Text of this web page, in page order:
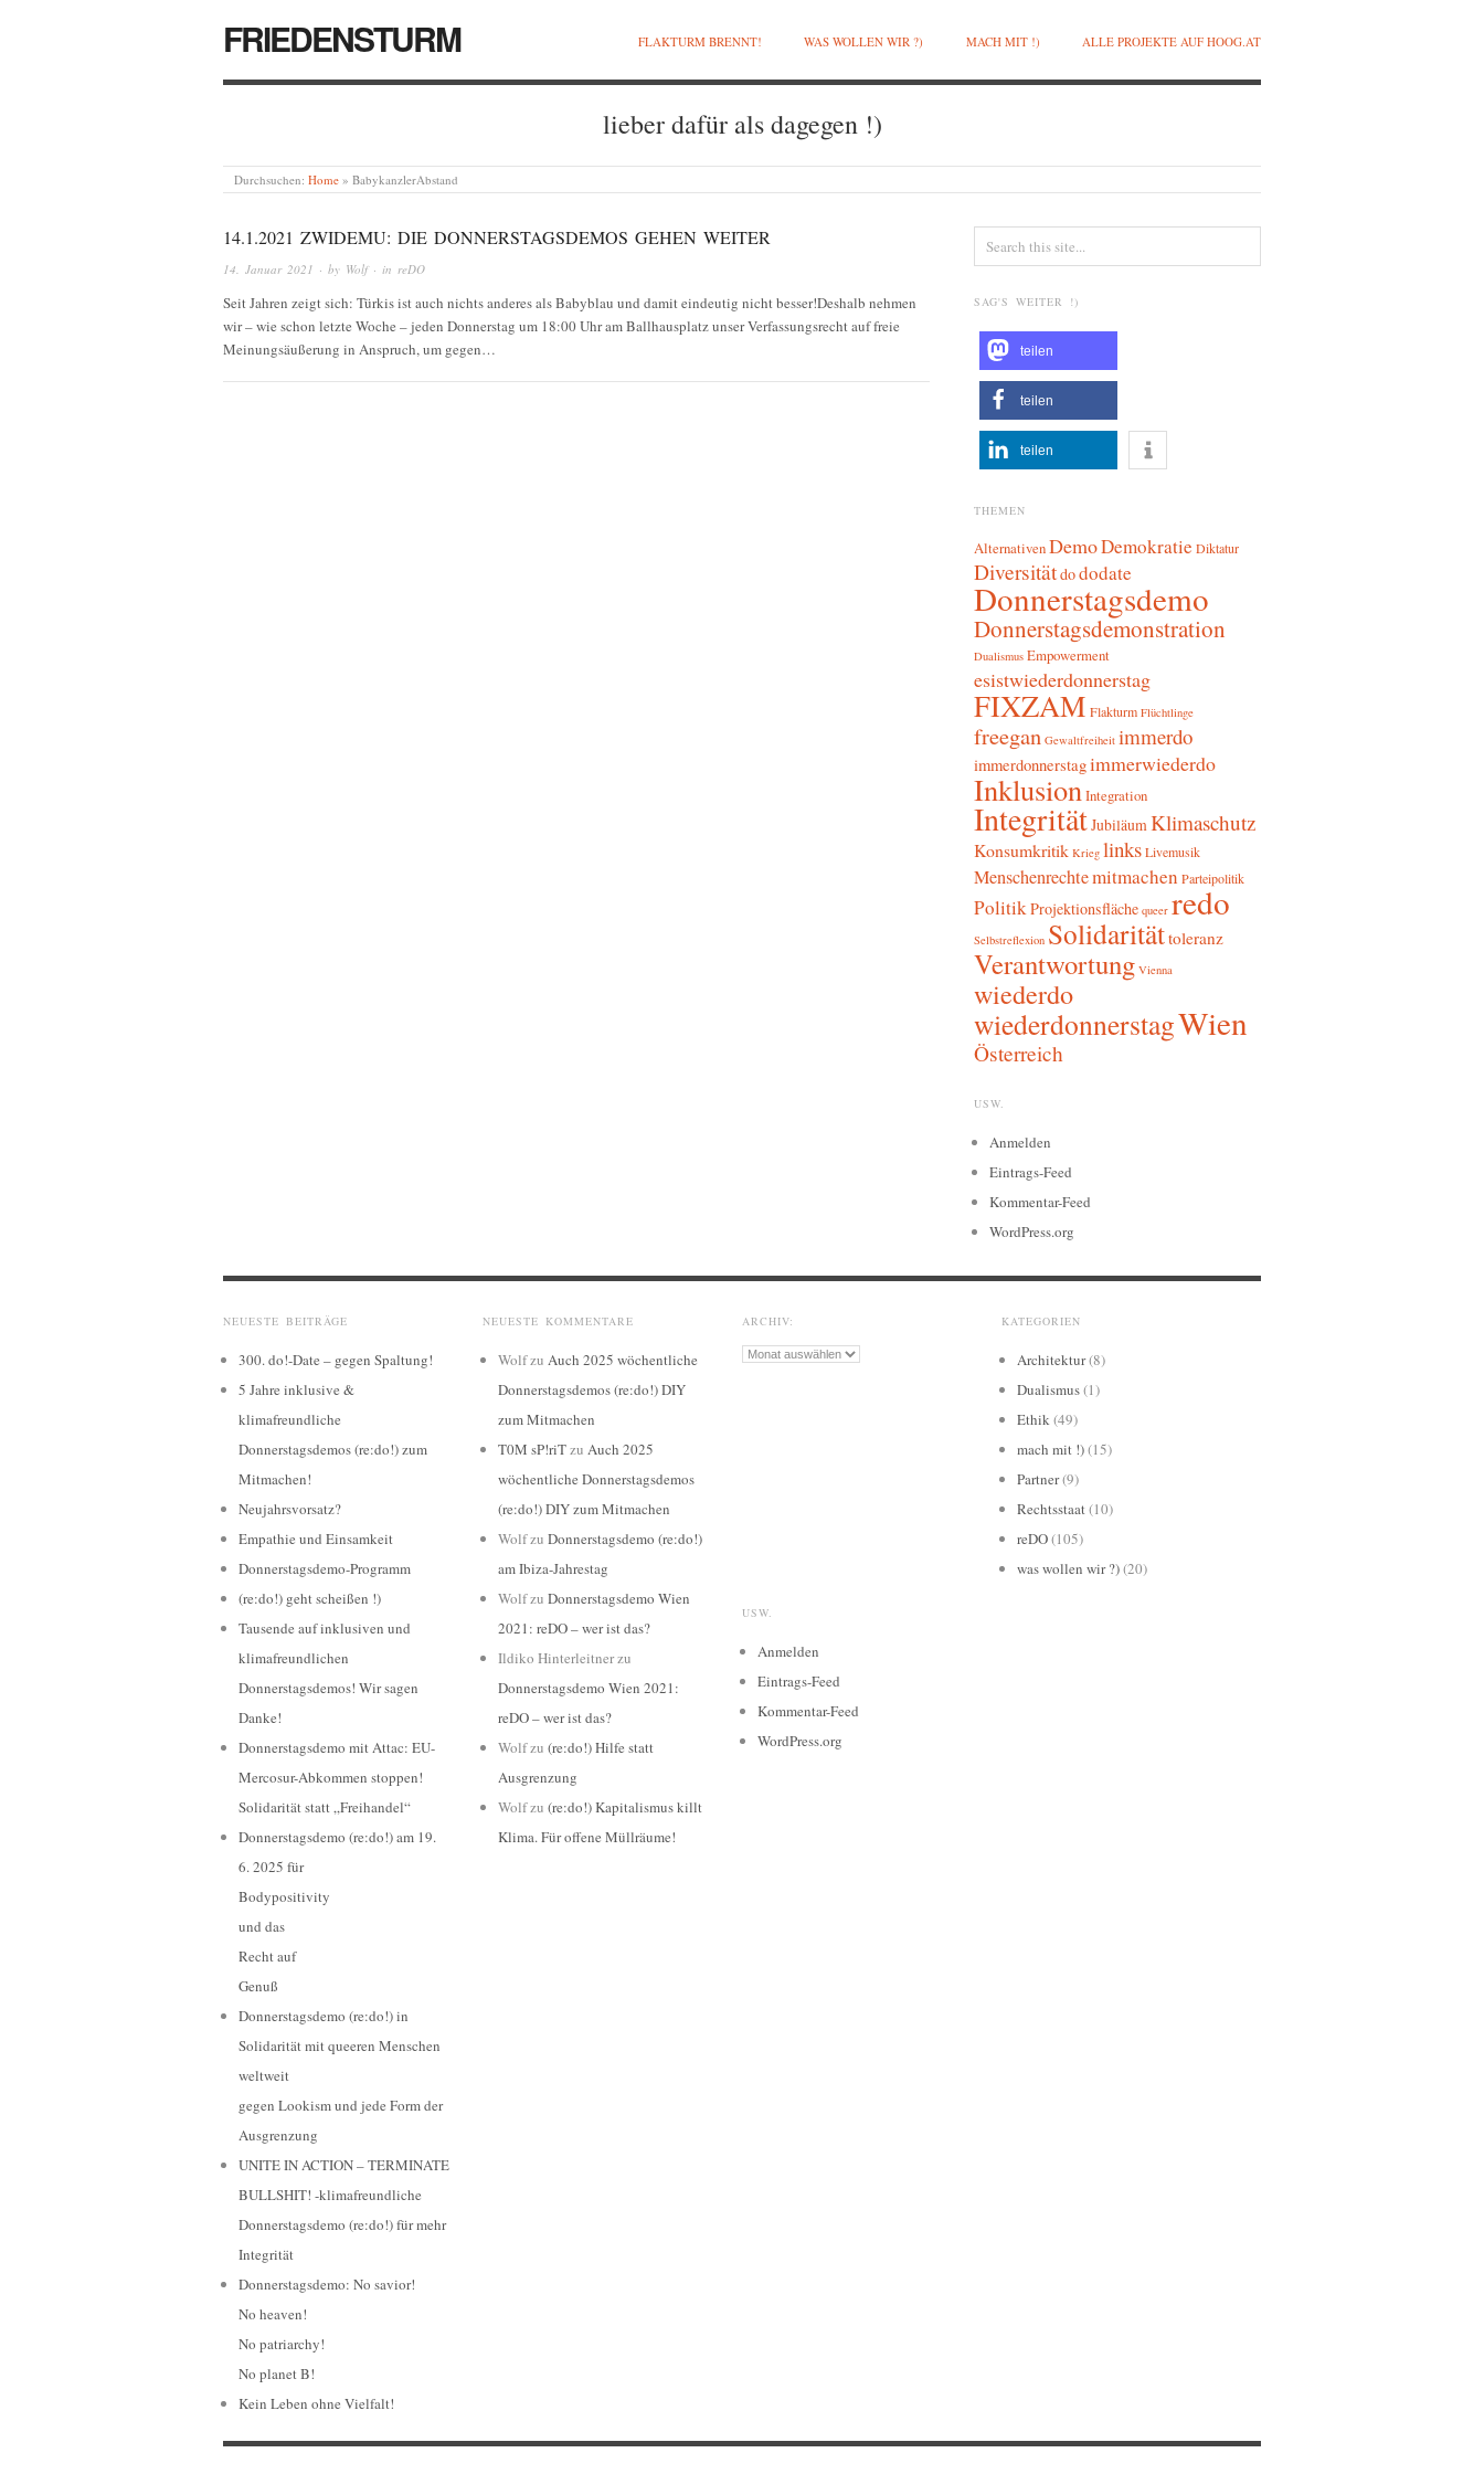
FRIEDENSTURM FLAKTURM BRENNT! WAS WOLLEN WIR ?) MACH MIT !) ALLE PROJEKTE AUF HOOG.AT
lieber dafür als dagegen !)
Durchsuchen: Home » BabykanzlerAbstand
14.1.2021 ZWIDEMU: DIE DONNERSTAGSDEMOS GEHEN WEITER
14. Januar 2021 · by Wolf· in reDO
Seit Jahren zeigt sich: Türkis ist auch nichts anderes als Babyblau und damit eindeutig nicht besser!Deshalb nehmen
wir – wie schon letzte Woche – jeden Donnerstag um 18:00 Uhr am Ballhausplatz unser Verfassungsrecht auf freie
Meinungsäußerung in Anspruch, um gegen…
SAG'S WEITER !)
teilen
teilen
teilen
THEMEN
AlternativenDemoDemokratie Diktatur
Diversitätdododate
Donnerstagsdemo
Donnerstagsdemonstration
Dualismus Empowerment
esistwiederdonnerstag
FIXZAM Flakturm Flüchtlinge
freegan Gewaltfreiheit immerdo
immerdonnerstagimmerwiederdo
InklusionIntegration
IntegritätJubiläumKlimaschutz
Konsumkritik Krieg linksLivemusik
Menschenrechtemitmachen Parteipolitik
PolitikProjektionsfläche queer redo
Selbstreflexion Solidaritättoleranz
Verantwortung Vienna
wiederdo
wiederdonnerstagWien
Österreich
USW.
Anmelden
Eintrags-Feed
Kommentar-Feed
WordPress.org
NEUESTE BEITRÄGE
300. do!-Date – gegen Spaltung!
5 Jahre inklusive &
klimafreundliche
Donnerstagsdemos (re:do!) zum
Mitmachen!
Neujahrsvorsatz?
Empathie und Einsamkeit
Donnerstagsdemo-Programm
(re:do!) geht scheißen !)
Tausende auf inklusiven und
klimafreundlichen
Donnerstagsdemos! Wir sagen
Danke!
Donnerstagsdemo mit Attac: EU-
Mercosur-Abkommen stoppen!
Solidarität statt „Freihandel“
Donnerstagsdemo (re:do!) am 19.
6. 2025 für
Bodypositivity
und das
Recht auf
Genuß
Donnerstagsdemo (re:do!) in
Solidarität mit queeren Menschen
weltweit
gegen Lookism und jede Form der
Ausgrenzung
UNITE IN ACTION – TERMINATE
BULLSHIT! -klimafreundliche
Donnerstagsdemo (re:do!) für mehr
Integrität
Donnerstagsdemo: No savior!
No heaven!
No patriarchy!
No planet B!
Kein Leben ohne Vielfalt!
NEUESTE KOMMENTARE
Wolfzu Auch 2025 wöchentliche
Donnerstagsdemos (re:do!) DIY
zum Mitmachen
T0M sP!riTzu Auch 2025
wöchentliche Donnerstagsdemos
(re:do!) DIY zum Mitmachen
Wolfzu Donnerstagsdemo (re:do!)
am Ibiza-Jahrestag
Wolfzu Donnerstagsdemo Wien
2021: reDO – wer ist das?
Ildiko Hinterleitnerzu
Donnerstagsdemo Wien 2021:
reDO – wer ist das?
Wolfzu (re:do!) Hilfe statt
Ausgrenzung
Wolfzu (re:do!) Kapitalismus killt
Klima. Für offene Müllräume!
ARCHIV:
Archiv:
KATEGORIEN
Architektur(8)
Dualismus(1)
Ethik(49)
mach mit !)(15)
Partner(9)
Rechtsstaat(10)
reDO(105)
was wollen wir ?)(20)
USW.
Anmelden
Eintrags-Feed
Kommentar-Feed
WordPress.org